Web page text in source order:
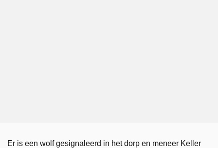
Er is een wolf gesignaleerd in het dorp en meneer Keller